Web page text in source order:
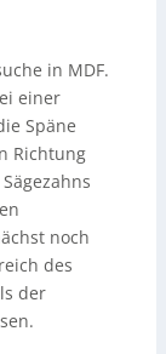
in MDF.
einer
Späne
Richtung
noch
des
der